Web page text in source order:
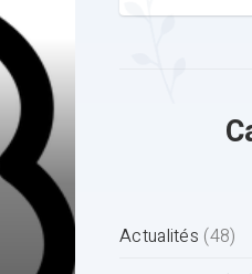
Actualités (48)